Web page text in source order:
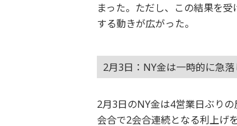
まった。ただし、この結果を
する動きが広がった。
2月3日：NY金は一時的に急
2月3日のNY金は4営業日ぶり
会合で2会合連続となる利上げ